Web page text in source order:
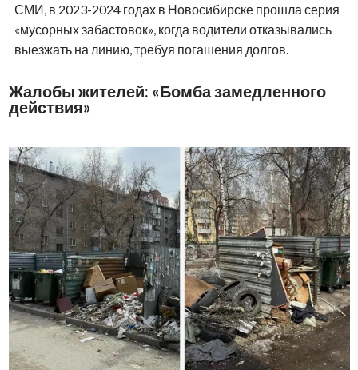
СМИ, в 2023-2024 годах в Новосибирске прошла серия
«мусорных забастовок», когда водители отказывались
выезжать на линию, требуя погашения долгов.
Жалобы жителей: «Бомба замедленного
действия»